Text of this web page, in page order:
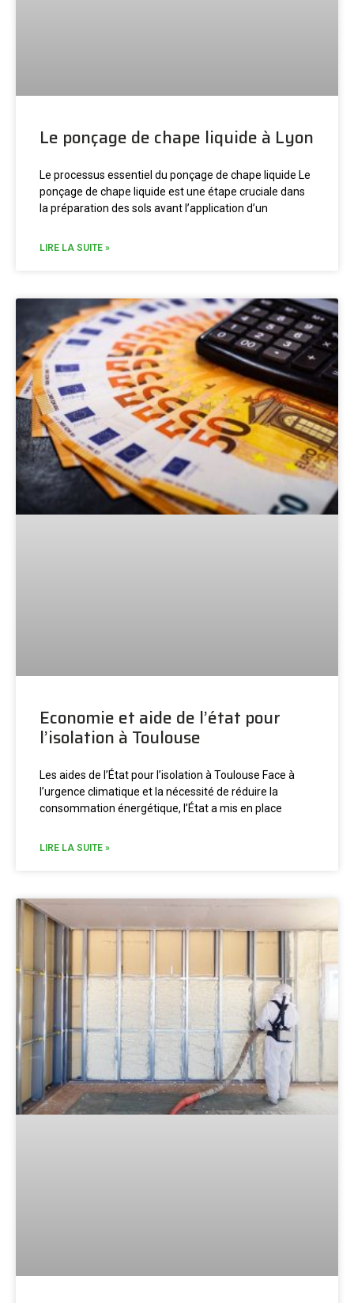
Le ponçage de chape liquide à Lyon
Le processus essentiel du ponçage de chape liquide Le
ponçage de chape liquide est une étape cruciale dans
la préparation des sols avant l’application d’un
LIRE LA SUITE »
Economie et aide de l’état pour
l’isolation à Toulouse
Les aides de l’État pour l’isolation à Toulouse Face à
l’urgence climatique et la nécessité de réduire la
consommation énergétique, l’État a mis en place
LIRE LA SUITE »